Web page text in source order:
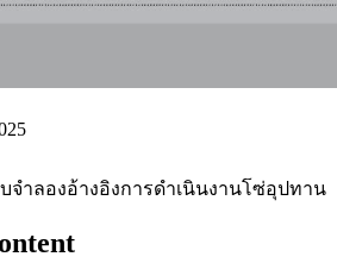
ำลองอ้างอิงการดำเนินงานโซ่อุปทาน